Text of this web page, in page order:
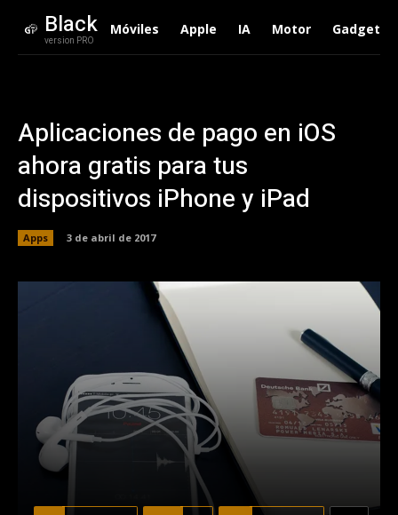
Black
version PRO
Móviles Apple IA Motor Gadgets
Aplicaciones de pago en iOS
ahora gratis para tus
dispositivos iPhone y iPad
Apps 3 de abril de 2017